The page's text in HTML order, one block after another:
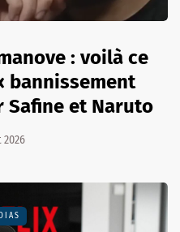
: voilà ce
bannissement
Safine et Naruto
2026